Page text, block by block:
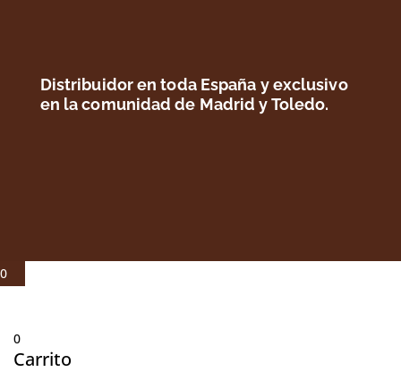
Distribuidor en toda España y exclusivo
en la comunidad de Madrid y Toledo.
0
0
Carrito